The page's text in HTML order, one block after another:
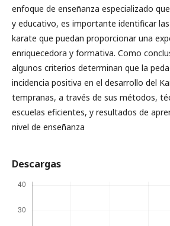
enfoque de enseñanza especializado
y educativo, es importante identificar
karate que puedan proporcionar una
enriquecedora y formativa. Como
algunos criterios determinan que la
incidencia positiva en el desarrollo del
tempranas, a través de sus métodos,
escuelas eficientes, y resultados de
nivel de enseñanza
Descargas